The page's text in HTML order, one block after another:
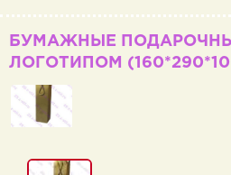
БУМАЖНЫЕ
ЛОГОТИПОМ